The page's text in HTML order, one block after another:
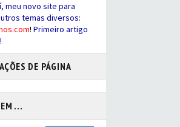
meu novo site para
temas diversos:
! Primeiro artigo
DE PÁGINA
...